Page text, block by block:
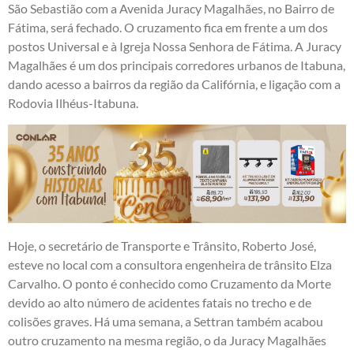
São Sebastião com a Avenida Juracy Magalhães, no Bairro de
Fátima, será fechado. O cruzamento fica em frente a um dos
postos Universal e à Igreja Nossa Senhora de Fátima. A Juracy
Magalhães é um dos principais corredores urbanos de Itabuna,
dando acesso a bairros da região da Califórnia, e ligação com a
Rodovia Ilhéus-Itabuna.
Hoje, o secretário de Transporte e Trânsito, Roberto José,
esteve no local com a consultora engenheira de trânsito Elza
Carvalho. O ponto é conhecido como Cruzamento da Morte
devido ao alto número de acidentes fatais no trecho e de
colisões graves. Há uma semana, a Settran também acabou
outro cruzamento na mesma região, o da Juracy Magalhães